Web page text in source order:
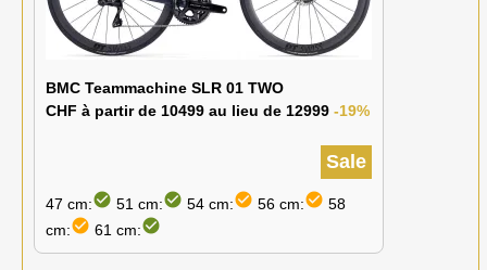
BMC Teammachine SLR 01 TWO
CHF à partir de 10499 au lieu de 12999 -19%
Sale
47 cm:check_circle 51 cm:check_circle 54 cm:check_circle 56 cm:check_circle 58
cm:check_circle 61 cm:check_circle